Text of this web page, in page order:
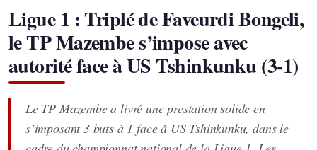
Ligue 1 : Triplé de Faveurdi Bongeli,
le TP Mazembe s’impose avec
autorité face à US Tshinkunku (3-1)
Le TP Mazembe a livré une prestation solide en
s’imposant 3 buts à 1 face à US Tshinkunku, dans le